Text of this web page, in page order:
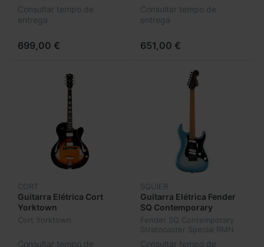
Consultar tempo de
entrega
699,00 €
Consultar tempo de
entrega
651,00 €
CORT
Guitarra Elétrica Cort
Yorktown
Cort Yorktown
Consultar tempo de
SQUIER
Guitarra Elétrica Fender
SQ Contemporary
Stratocaster Special RMN
BPG SBM
Fender SQ Contemporary
Stratocaster Special RMN
Consultar tempo de